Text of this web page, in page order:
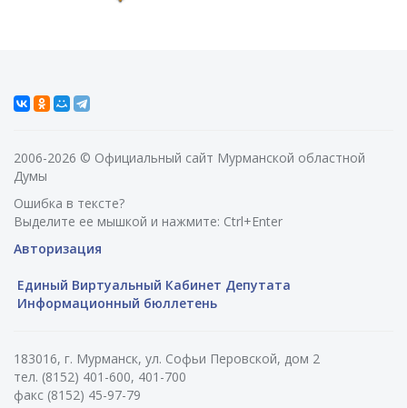
2006-2026 © Официальный сайт Мурманской областной
Думы
Ошибка в тексте?
Выделите ее мышкой и нажмите: Ctrl+Enter
Авторизация
Единый Виртуальный Кабинет Депутата
Информационный бюллетень
183016, г. Мурманск, ул. Софьи Перовской, дом 2
тел. (8152) 401-600, 401-700
факс (8152) 45-97-79